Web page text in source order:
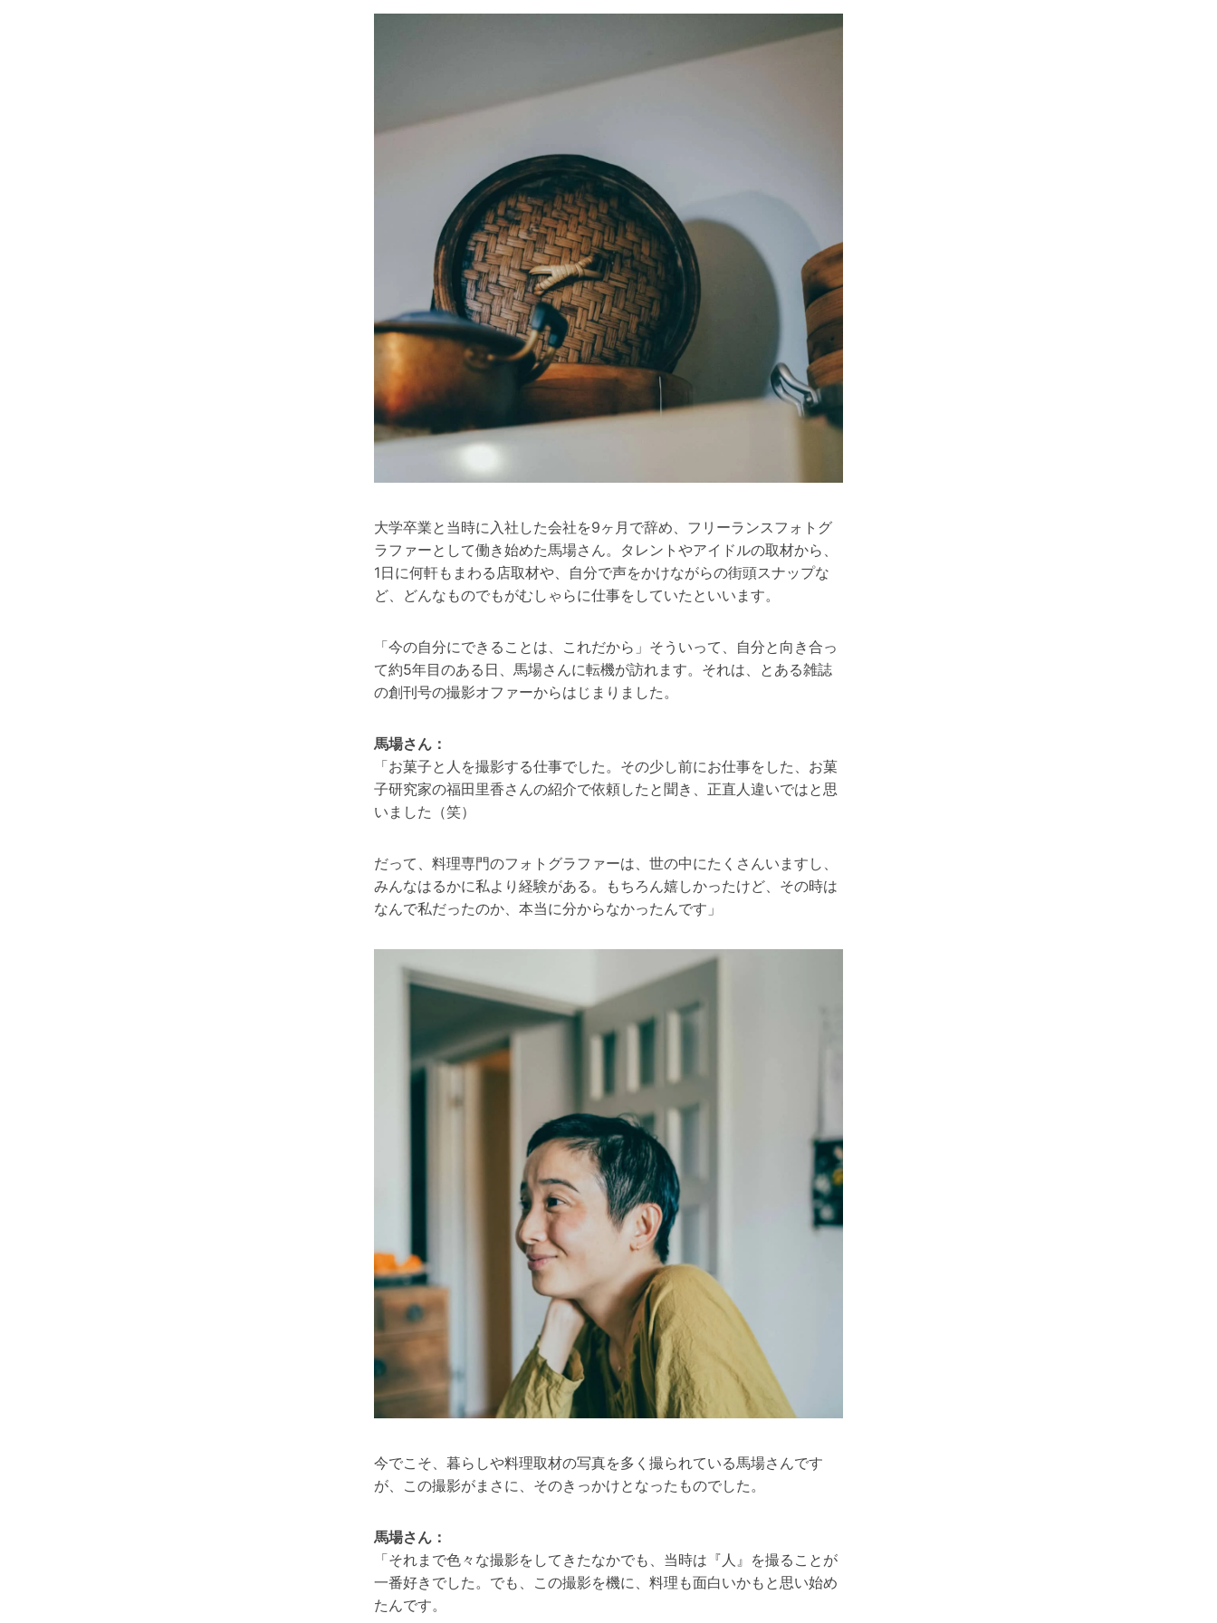
大学卒業と当時に入社した会社を9ヶ月で辞め、フリーランスフォトグ
ラファーとして働き始めた馬場さん。タレントやアイドルの取材から、
1日に何軒もまわる店取材や、自分で声をかけながらの街頭スナップな
ど、どんなものでもがむしゃらに仕事をしていたといいます。
「今の自分にできることは、これだから」そういって、自分と向き合っ
て約5年目のある日、馬場さんに転機が訪れます。それは、とある雑誌
の創刊号の撮影オファーからはじまりました。
馬場さん：
「お菓子と人を撮影する仕事でした。その少し前にお仕事をした、お菓
子研究家の福田里香さんの紹介で依頼したと聞き、正直人違いではと思
いました（笑）
だって、料理専門のフォトグラファーは、世の中にたくさんいますし、
みんなはるかに私より経験がある。もちろん嬉しかったけど、その時は
なんで私だったのか、本当に分からなかったんです」
今でこそ、暮らしや料理取材の写真を多く撮られている馬場さんです
が、この撮影がまさに、そのきっかけとなったものでした。
馬場さん：
「それまで色々な撮影をしてきたなかでも、当時は『人』を撮ることが
一番好きでした。でも、この撮影を機に、料理も面白いかもと思い始め
たんです。